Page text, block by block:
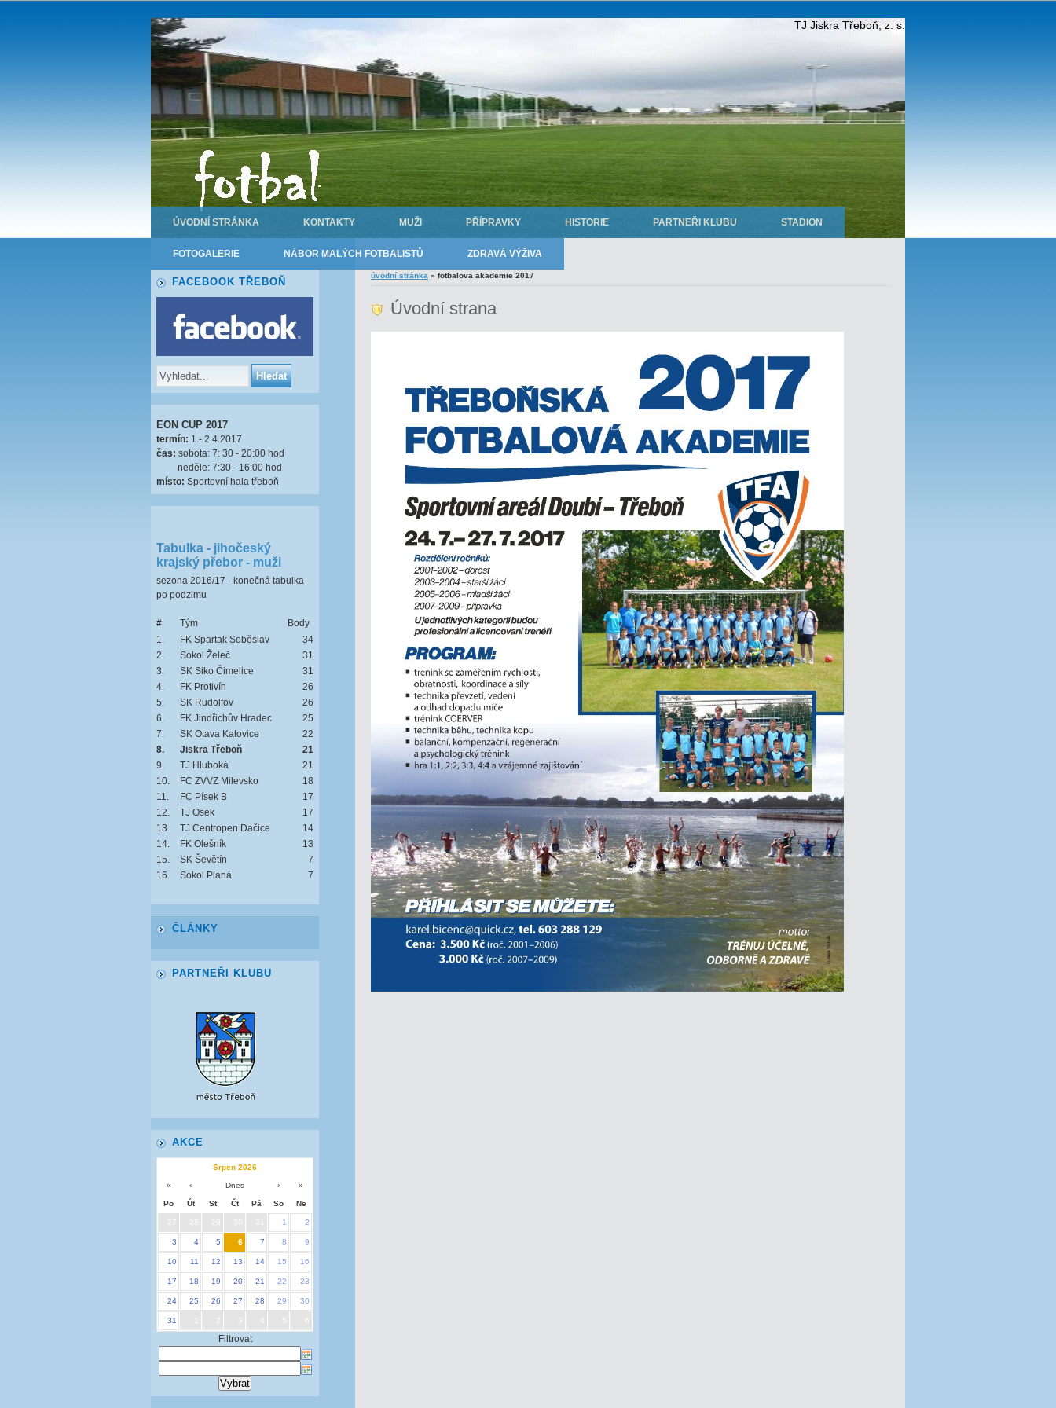
TJ Jiskra Třeboň, z. s.
ÚVODNÍ STRÁNKA KONTAKTY MUŽI PŘÍPRAVKY HISTORIE PARTNEŘI KLUBU STADION
FOTOGALERIE NÁBOR MALÝCH FOTBALISTŮ ZDRAVÁ VÝŽIVA
úvodní stránka » fotbalova akademie 2017
Úvodní strana
FACEBOOK TŘEBOŇ
EON CUP 2017
termín: 1.- 2.4.2017
čas: sobota: 7: 30 - 20:00 hod
neděle: 7:30 - 16:00 hod
místo: Sportovní hala třeboň
Tabulka - jihočeský
krajský přebor - muži
sezona 2016/17 - konečná tabulka
po podzimu
# Tým
Body
1.
FK Spartak Soběslav
34
2.
Sokol Želeč
31
3.
SK Siko Čimelice
31
4.
FK Protivín
26
5.
SK Rudolfov
26
6.
FK Jindřichův Hradec
25
7.
SK Otava Katovice
22
8.
Jiskra Třeboň
21
9.
TJ Hluboká
21
10.
FC ZVVZ Milevsko
18
11.
FC Písek B
17
12.
TJ Osek
17
13.
TJ Centropen Dačice
14
14.
FK Olešník
13
15.
SK Ševětín
7
16.
Sokol Planá 7
ČLÁNKY
PARTNEŘI KLUBU
AKCE
Srpen 2026
« ‹ Dnes › »
Po Út St Čt Pá So Ne
27 29 30 31 1 2
3 4 5 6 7 8 9
10 11 12 13 14 15 16
17 18 19 20 21 22 23
24 25 26 27 28 29 30
31 3 5
Filtrovat